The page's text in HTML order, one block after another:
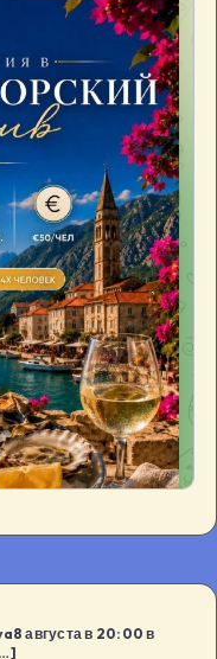
августа в 20:00 в